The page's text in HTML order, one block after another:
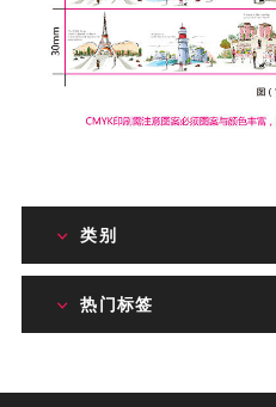
类别
热门标签